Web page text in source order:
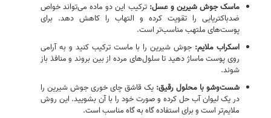
ماسک جوش شیرین و عسل: ترکیب این دو ماده می‌تواند خواص
ضدباکتریایی را تقویت کرده و التهاب را کاهش دهد. برای
پوست‌های ملتهب مناسب‌تر است.
اسکراب ملایم: جوش شیرین را با ماست ترکیب کنید و به‌ آرامی
روی پوست ماساژ دهید تا سلول‌های مرده از بین بروند و منافذ باز
شوند.
شست‌وشو با محلول رقیق: یک قاشق چای‌ خوری جوش شیرین را
در یک لیوان آب حل کرده و صورت خود را با آن بشویید. این روش
ملایم‌تر است و برای استفاده گاه‌ به‌ گاه مناسب است.